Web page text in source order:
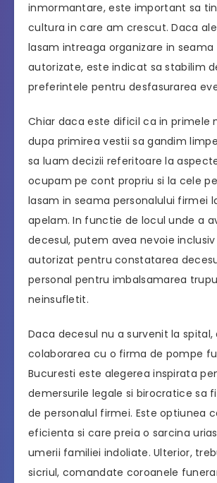
inmormantare, este important sa
cultura in care am crescut. Daca
lasam intreaga organizare in
autorizate, este indicat sa stabilim
preferintele pentru desfasurarea
Chiar daca este dificil ca in primele
dupa primirea vestii sa gandim
sa luam decizii referitoare la
ocupam pe cont propriu si la cele
lasam in seama personalului firmei
apelam. In functie de locul unde a
decesul, putem avea nevoie
autorizat pentru constatarea
personal pentru imbalsamarea
neinsufletit.
Daca decesul nu a survenit la spital,
colaborarea cu o firma de pompe
Bucuresti este alegerea inspirata
demersurile legale si birocratice sa
de personalul firmei. Este optiunea
eficienta si care preia o sarcina
umerii familiei indoliate. Ulterior,
sicriul, comandate coroanele